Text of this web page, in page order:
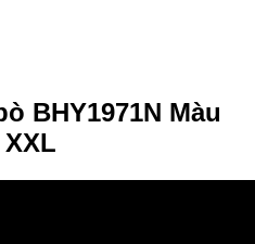
BHY1971N Màu